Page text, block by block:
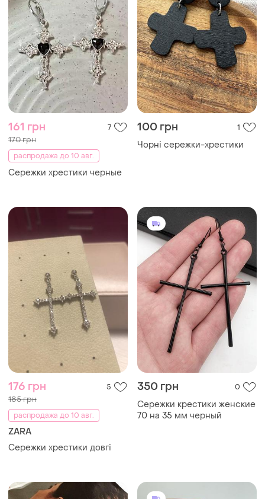
161 грн 7
170 грн
распродажа до 10 авг.
Сережки хрестики черные
100 грн 1
Чорні сережки-хрестики
176 грн 5
185 грн
распродажа до 10 авг.
ZARA
Сережки хрестики довгі
350 грн 0
Сережки крестики женские
70 на 35 мм черный